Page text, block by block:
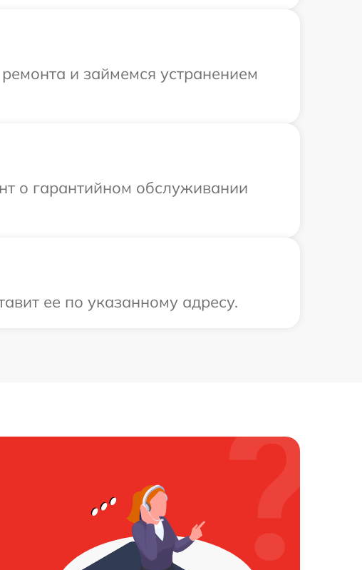
и займемся устранением
о гарантийном обслуживании
ее по указанному адресу.